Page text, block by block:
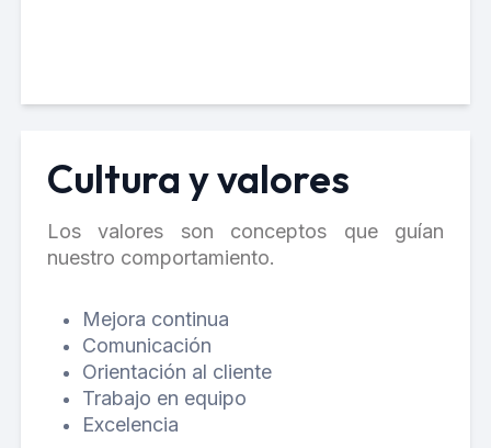
Cultura y valores
Los valores son conceptos que guían
nuestro comportamiento.
Mejora continua
Comunicación
Orientación al cliente
Trabajo en equipo
Excelencia